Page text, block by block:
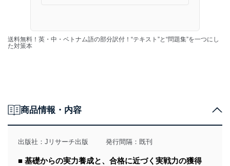
送料無料！英・中・ベトナム語の部分訳付！“テキスト”と“問題集”を一つにし
た対策本
商品情報・内容
出版社： Jリサーチ出版 発行間隔：既刊
■ 基礎からの実力養成と、合格に近づく実戦力の獲得